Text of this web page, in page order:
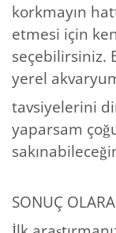
korkmayın
etmesi için
seçebilirsiniz.
yerel
tavsiyelerini
yaparsam
SONUÇ